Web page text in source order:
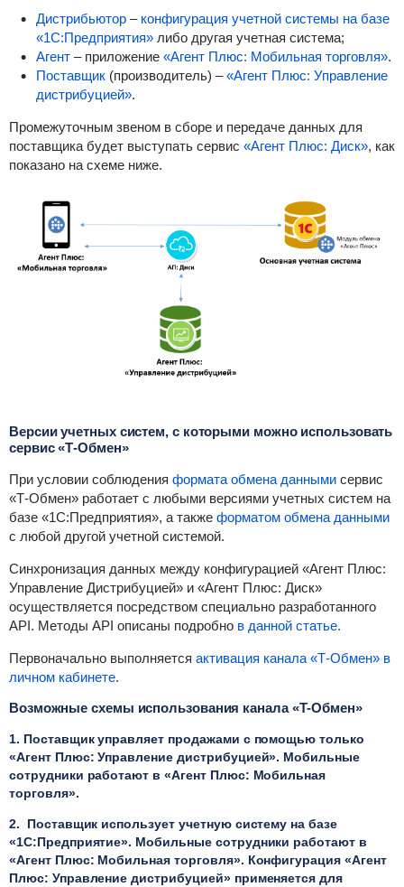
Дистрибьютор– конфигурация учетной системы на базе
«1С:Предприятия»либо другая учетная система;
Агент– приложение«Агент Плюс: Мобильная торговля».
Поставщик(производитель) –«Агент Плюс: Управление
дистрибуцией».
Промежуточным звеном в сборе и передаче данных для
поставщика будет выступать сервис «Агент Плюс: Диск», как
показано на схеме ниже.
Версии учетных систем, с которыми можно использовать
сервис «Т-Обмен»
При условии соблюдения формата обмена даннымисервис
«Т-Обмен» работает с любыми версиями учетных систем на
базе «1С:Предприятия», а также форматом обмена данными
с любой другой учетной системой.
Синхронизация данных между конфигурацией «Агент Плюс:
Управление Дистрибуцией» и «Агент Плюс: Диск»
осуществляется посредством специально разработанного
API. Методы API описаны подробно в данной статье.
Первоначально выполняется активация канала«Т-Обмен» в
личном кабинете.
Возможные схемы использования канала «Т-Обмен»
1. Поставщик управляет продажами с помощью только
«Агент Плюс: Управление дистрибуцией». Мобильные
сотрудники работают в«Агент Плюс: Мобильная
торговля».
2. Поставщик использует учетную систему на базе
«1С:Предприятие». Мобильные сотрудники работают в
«Агент Плюс: Мобильная торговля». Конфигурация «Агент
Плюс: Управление дистрибуцией» применяется для